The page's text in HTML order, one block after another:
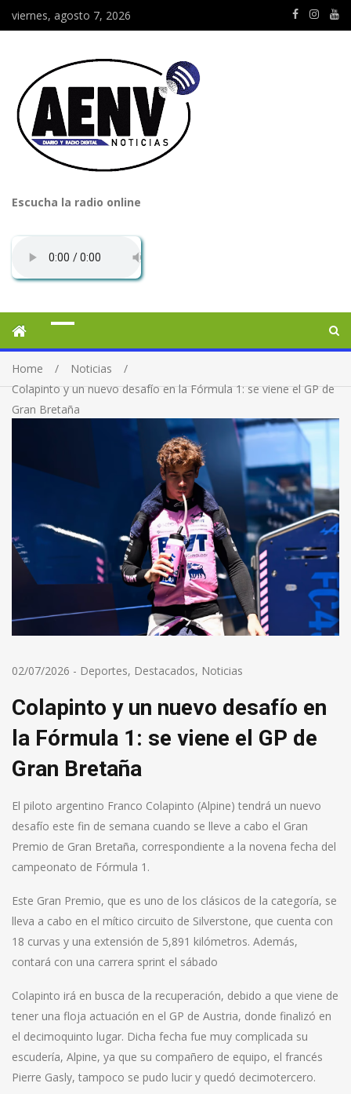
viernes, agosto 7, 2026
Escucha la radio online
Home
Noticias
Colapinto y un nuevo desafío en la Fórmula 1: se viene el GP de
Gran Bretaña
02/07/2026 - Deportes, Destacados, Noticias
Colapinto y un nuevo desafío en
la Fórmula 1: se viene el GP de
Gran Bretaña
El piloto argentino Franco Colapinto (Alpine) tendrá un nuevo
desafío este fin de semana cuando se lleve a cabo el Gran
Premio de Gran Bretaña, correspondiente a la novena fecha del
campeonato de Fórmula 1.
Este Gran Premio, que es uno de los clásicos de la categoría, se
lleva a cabo en el mítico circuito de Silverstone, que cuenta con
18 curvas y una extensión de 5,891 kilómetros. Además,
contará con una carrera sprint el sábado
Colapinto irá en busca de la recuperación, debido a que viene de
tener una floja actuación en el GP de Austria, donde finalizó en
el decimoquinto lugar. Dicha fecha fue muy complicada su
escudería, Alpine, ya que su compañero de equipo, el francés
Pierre Gasly, tampoco se pudo lucir y quedó decimotercero.